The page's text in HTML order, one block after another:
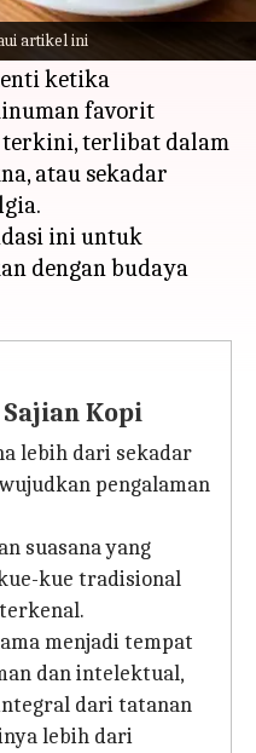
artikel ini
budaya penting
ketika
favorit
terlibat dalam
atau sekadar
ini untuk
dengan budaya
Kopi
lebih dari sekadar
pengalaman
suasana yang
kue tradisional
menjadi tempat
dan intelektual,
dari tatanan
lebih dari